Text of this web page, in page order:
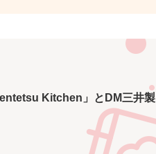
Kitchen」とDM三井製